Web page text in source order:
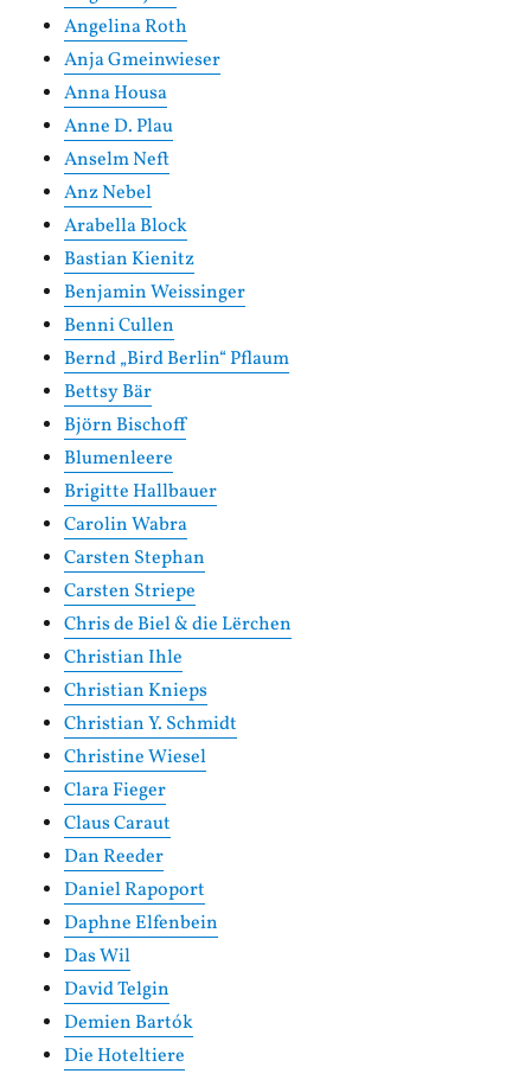
Angelina Roth
Anja Gmeinwieser
Anna Housa
Anne D. Plau
Anselm Neft
Anz Nebel
Arabella Block
Bastian Kienitz
Benjamin Weissinger
Benni Cullen
Bernd „Bird Berlin“ Pflaum
Bettsy Bär
Björn Bischoff
Blumenleere
Brigitte Hallbauer
Carolin Wabra
Carsten Stephan
Carsten Striepe
Chris de Biel & die Lërchen
Christian Ihle
Christian Knieps
Christian Y. Schmidt
Christine Wiesel
Clara Fieger
Claus Caraut
Dan Reeder
Daniel Rapoport
Daphne Elfenbein
Das Wil
David Telgin
Demien Bartók
Die Hoteltiere